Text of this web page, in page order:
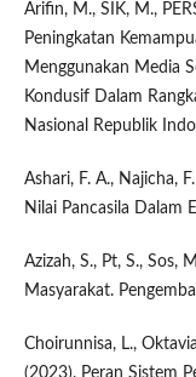
Arifin, M., SIK, M.,
Peningkatan
Menggunakan Media
Kondusif Dalam
Nasional Republik
Ashari, F. A., Najicha,
Nilai Pancasila Dalam
Azizah, S., Pt, S., Sos,
Masyarakat.
Choirunnisa, L.,